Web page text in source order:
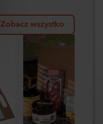
Zobacz wszystko